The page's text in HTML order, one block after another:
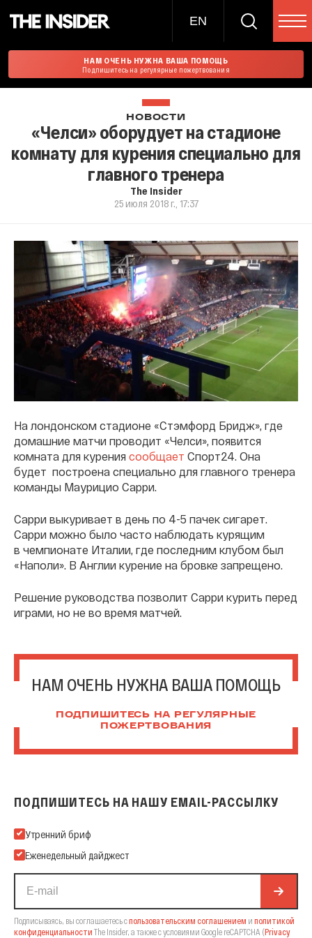
EN
НАМ ОЧЕНЬ НУЖНА ВАША ПОМОЩЬ
Подпишитесь на регулярные пожертвования
НОВОСТИ
«Челси» оборудует на стадионе
комнату для курения специально для
главного тренера
The Insider
25 июля 2018 г., 17:37
На лондонском стадионе «Стэмфорд Бридж», где
домашние матчи проводит «Челси», появится
комната для курения сообщает Спорт24. Она
будет построена специально для главного тренера
команды Маурицио Сарри.
Сарри выкуривает в день по 4-5 пачек сигарет.
Сарри можно было часто наблюдать курящим
в чемпионате Италии, где последним клубом был
«Наполи». В Англии курение на бровке запрещено.
Решение руководства позволит Сарри курить перед
играми, но не во время матчей.
НАМ ОЧЕНЬ НУЖНА ВАША ПОМОЩЬ
ПОДПИШИТЕСЬ НА РЕГУЛЯРНЫЕ
ПОЖЕРТВОВАНИЯ
ПОДПИШИТЕСЬ НА НАШУ EMAIL-РАССЫЛКУ
Подпишитесь на нашу Email-рассылку
Утренний бриф
Еженедельный дайджест
Подписываясь, вы соглашаетесь спользовательским соглашением и политикой
конфиденциальности The Insider, а также с условиями Google reCAPTCHA (Privacy